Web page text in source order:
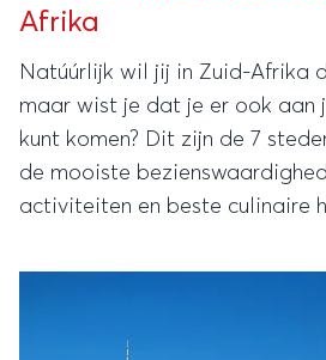
Afrika
Natúúrlijk wil jij in Zuid-Afrika
maar wist je dat je er ook aan
kunt komen? Dit zijn de 7
de mooiste
activiteiten en beste culinaire